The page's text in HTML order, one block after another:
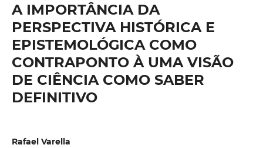
A IMPORTÂNCIA DA
PERSPECTIVA HISTÓRICA E
EPISTEMOLÓGICA COMO
CONTRAPONTO À UMA VISÃO
DE CIÊNCIA COMO SABER
DEFINITIVO
Rafael Varella